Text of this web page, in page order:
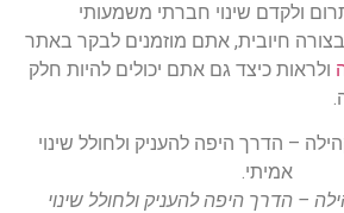
ולקדם שינוי חברתי משמעותי
חיובית, אתם מוזמנים לבקר באתר
ולראות כיצד גם אתם יכולים להיות חלק
– הדרך היפה להעניק ולחולל שינוי